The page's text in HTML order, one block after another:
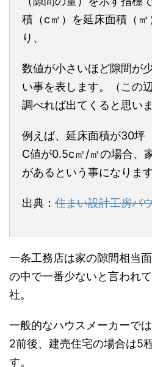
積（c㎡）を延床面積（
り、
数値が小さいほど隙間が
い事を表します。（この
調べれば出てくると思いま
例えば、延床面積が30坪
C値が0.5c㎡/㎡の場合、
があるという事になります
出典： 住まい設計工房バ
一条工務店は家の隙間相当
の中で一番少ないと言われ
社。
一般的なハウスメーカーで
2前後、建売住宅の場合は5
す。